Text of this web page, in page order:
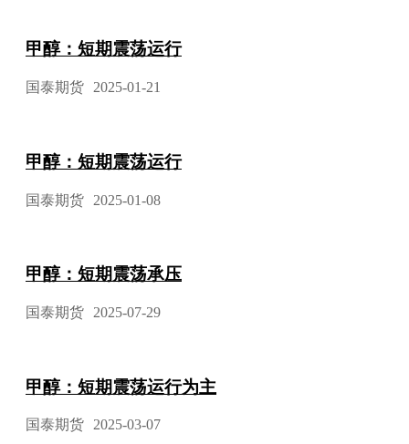
甲醇：短期震荡运行
国泰期货 2025-01-21
甲醇：短期震荡运行
国泰期货 2025-01-08
甲醇：短期震荡承压
国泰期货 2025-07-29
甲醇：短期震荡运行为主
国泰期货 2025-03-07